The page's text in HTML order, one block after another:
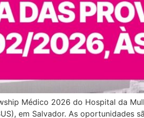
Médico 2026 do Hospital da
em Salvador. As oportunidades